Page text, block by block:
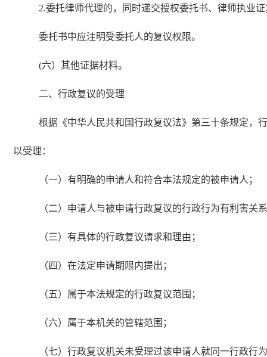
2.委托律师代理的，同时递交授权委托书、律师执业
委托书中应注明受委托人的复议权限。
(六）其他证据材料。
二、行政复议的受理
根据《中华人民共和国行政复议法》第三十条规定，
以受理：
（一）有明确的申请人和符合本法规定的被申请人；
（二）申请人与被申请行政复议的行政行为有利害关
（三）有具体的行政复议请求和理由；
（四）在法定申请期限内提出；
（五）属于本法规定的行政复议范围；
（六）属于本机关的管辖范围；
（七）行政复议机关未受理过该申请人就同一行政